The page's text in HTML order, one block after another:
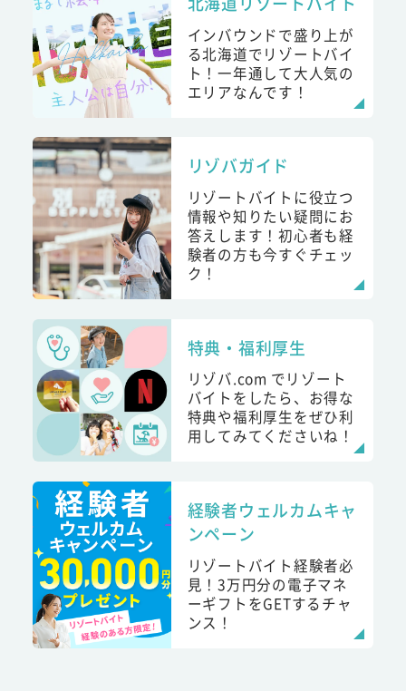
インバウンドで盛り上が
る北海道でリゾートバイ
ト！一年通して大人気の
エリアなんです！
リゾバガイド
リゾートバイトに役立つ
情報や知りたい疑問にお
答えします！初心者も経
験者の方も今すぐチェッ
ク！
特典・福利厚生
リゾバ.com でリゾート
バイトをしたら、お得な
特典や福利厚生をぜひ利
用してみてくださいね！
経験者ウェルカムキャ
ンペーン
リゾートバイト経験者必
見！3万円分の電子マネ
ーギフトをGETするチャ
ンス！